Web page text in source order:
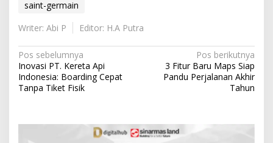
saint-germain
Writer: Abi P
Editor: H.A Putra
N
a
v
g
Pos sebelumnya
Inovasi PT. Kereta Api
Indonesia: Boarding Cepat
Tanpa Tiket Fisik
Pos berikutnya
3 Fitur Baru Maps Siap
Pandu Perjalanan Akhir
Tahun